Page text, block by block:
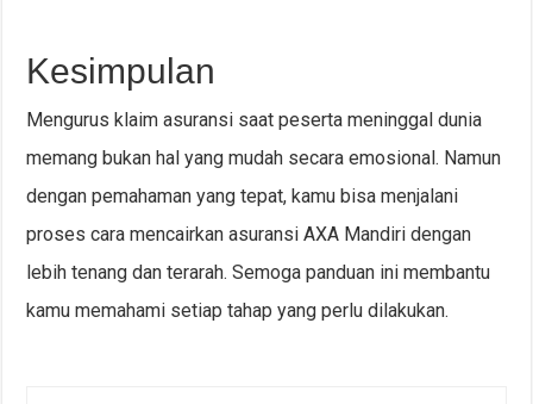
Kesimpulan
Mengurus klaim asuransi saat peserta meninggal dunia
memang bukan hal yang mudah secara emosional. Namun
dengan pemahaman yang tepat, kamu bisa menjalani
proses cara mencairkan asuransi AXA Mandiri dengan
lebih tenang dan terarah. Semoga panduan ini membantu
kamu memahami setiap tahap yang perlu dilakukan.